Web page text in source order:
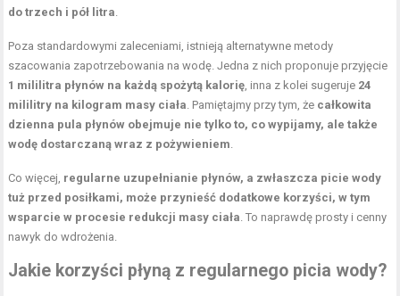
do trzech i pół litra
Poza standardowymi zaleceniami, istnieją alternatywne metody
szacowania zapotrzebowania na wodę. Jedna z nich proponuje przyjęcie
1 mililitra płynów na każdą spożytą kalorię , inna z kolei sugeruje 24
mililitry na kilogram masy ciała . Pamiętajmy przy tym, że całkowita
dzienna pula płynów obejmuje nie tylko to, co wypijamy, ale także
wodę dostarczaną wraz z pożywieniem
Co więcej, regularne uzupełnianie płynów, a zwłaszcza picie wody
tuż przed posiłkami, może przynieść dodatkowe korzyści, w tym
wsparcie w procesie redukcji masy ciała . To naprawdę prosty i cenny
nawyk do wdrożenia.
Jakie korzyści płyną z regularnego picia wody?